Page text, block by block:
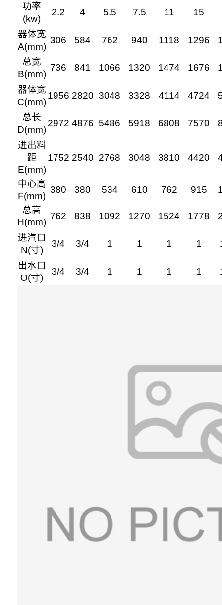
功率
(kw)
2.2 4 5.5 7.5 11 15
器体宽
A(mm)
306 584 762 940 1118 1296
总宽
B(mm)
736 841 1066 1320 1474 1676
器体宽
C(mm)
1956 2820 3048 3328 4114 4724
总长
D(mm)
2972 4876 5486 5918 6808 7570
进出料
距
E(mm)
1752 2540 2768 3048 3810 4420
中心高
F(mm)
380 380 534 610 762 915
总高
H(mm)
762 838 1092 1270 1524 1778
进汽口
N(寸)
3/4 3/4 1 1 1 1
出水口
O(寸)
3/4 3/4 1 1 1 1